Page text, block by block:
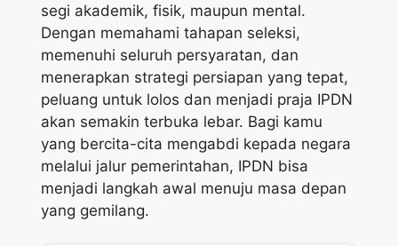
segi akademik, fisik, maupun mental.
Dengan memahami tahapan seleksi,
memenuhi seluruh persyaratan, dan
menerapkan strategi persiapan yang tepat,
peluang untuk lolos dan menjadi praja IPDN
akan semakin terbuka lebar. Bagi kamu
yang bercita-cita mengabdi kepada negara
melalui jalur pemerintahan, IPDN bisa
menjadi langkah awal menuju masa depan
yang gemilang.